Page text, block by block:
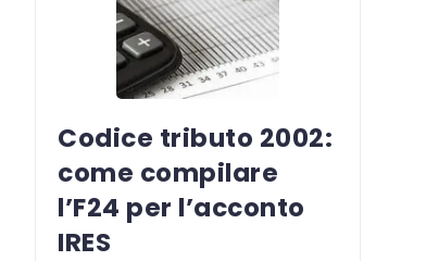
Codice tributo 2002:
come compilare
l’F24 per l’acconto
IRES